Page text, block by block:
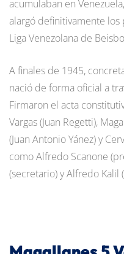
acumulaban en
alargó definitivamente
Liga Venezolana de
A finales de 1945,
nació de forma oficial a
Firmaron el acta
Vargas (Juan Regetti),
(Juan Antonio Yánez) y
como Alfredo Scanone
(secretario) y Alfredo Kalil